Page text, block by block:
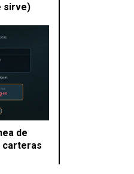
sirve)
de
carteras